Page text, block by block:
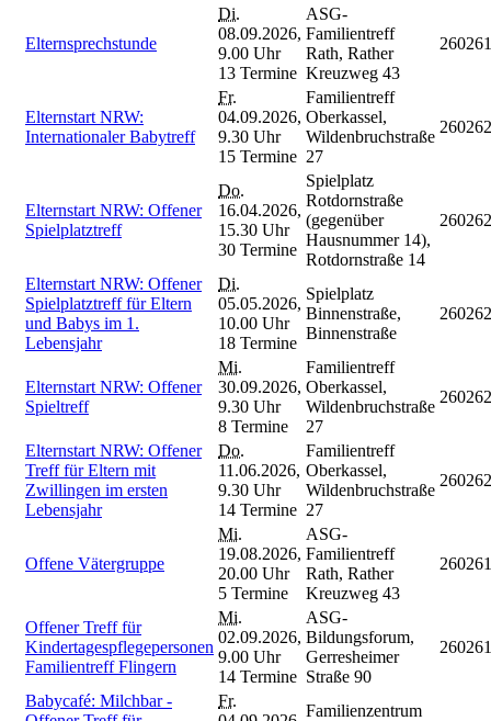
Elternsprechstunde
Di.
08.09.2026,
9.00 Uhr
13 Termine
ASG-
Familientreff
Rath, Rather
Kreuzweg 43
Elternstart NRW:
Internationaler Babytreff
Fr.
04.09.2026,
9.30 Uhr
15 Termine
Familientreff
Oberkassel,
Wildenbruchstraße
27
Elternstart NRW: Offener
Spielplatztreff
Do.
16.04.2026,
15.30 Uhr
30 Termine
Spielplatz
Rotdornstraße
(gegenüber
Hausnummer 14),
Rotdornstraße 14
Elternstart NRW: Offener
Spielplatztreff für Eltern
und Babys im 1.
Lebensjahr
Di.
05.05.2026,
10.00 Uhr
18 Termine
Spielplatz
Binnenstraße,
Binnenstraße
Elternstart NRW: Offener
Spieltreff
Mi.
30.09.2026,
9.30 Uhr
8 Termine
Familientreff
Oberkassel,
Wildenbruchstraße
27
Elternstart NRW: Offener
Treff für Eltern mit
Zwillingen im ersten
Lebensjahr
Do.
11.06.2026,
9.30 Uhr
14 Termine
Familientreff
Oberkassel,
Wildenbruchstraße
27
Offene Vätergruppe
Mi.
19.08.2026,
20.00 Uhr
5 Termine
ASG-
Familientreff
Rath, Rather
Kreuzweg 43
Offener Treff für
Kindertagespflegepersonen
Familientreff Flingern
Mi.
02.09.2026,
9.00 Uhr
14 Termine
ASG-
Bildungsforum,
Gerresheimer
Straße 90
Babycafé: Milchbar -
Fr.
Familienzentrum